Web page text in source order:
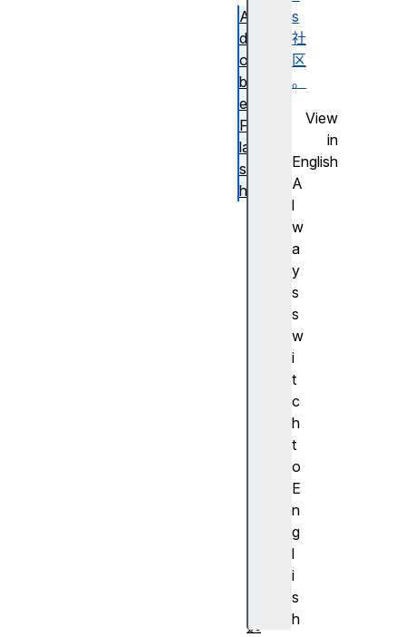
s
社
区
。
View
in
English
A
l
w
a
y
s
s
w
i
t
c
h
t
o
E
n
g
l
i
s
h
A
d
o
b
e
F
la
s
h
透